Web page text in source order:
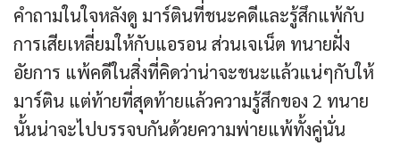
คำถามในใจหลังดู มาร์ตินที่ชนะคดีและรู้สึกแพ้กับ
การเสียเหลี่ยมให้กับแอรอน ส่วนเจเน็ต ทนายฝั่ง
อัยการ แพ้คดีในสิ่งที่คิดว่าน่าจะชนะแล้วแน่ๆกับให้
มาร์ติน แต่ท้ายที่สุดท้ายแล้วความรู้สึกของ 2 ทนาย
นั้นน่าจะไปบรรจบกันด้วยความพ่ายแพ้ทั้งคู่นั่น